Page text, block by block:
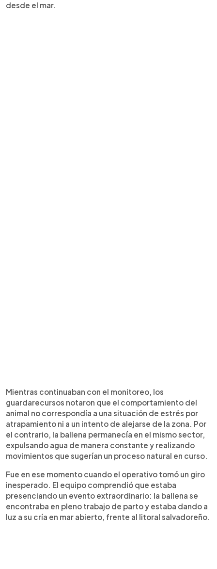
desde el mar.
Mientras continuaban con el monitoreo, los
guardarecursos notaron que el comportamiento del
animal no correspondía a una situación de estrés por
atrapamiento ni a un intento de alejarse de la zona. Por
el contrario, la ballena permanecía en el mismo sector,
expulsando agua de manera constante y realizando
movimientos que sugerían un proceso natural en curso.
Fue en ese momento cuando el operativo tomó un giro
inesperado. El equipo comprendió que estaba
presenciando un evento extraordinario: la ballena se
encontraba en pleno trabajo de parto y estaba dando a
luz a su cría en mar abierto, frente al litoral salvadoreño.